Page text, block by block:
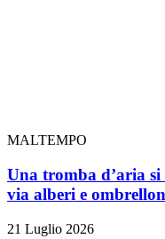
MALTEMPO
Una tromba d’aria si
via alberi e
21 Luglio 2026